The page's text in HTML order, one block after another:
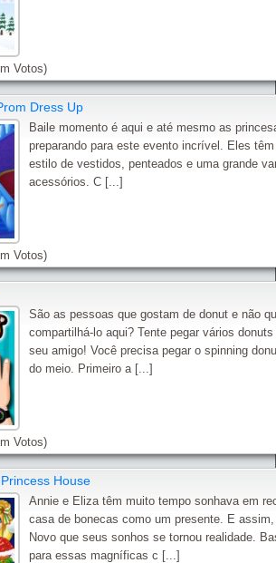
Votos)
Dress Up
Baile momento é aqui e até mesmo as
preparando para este evento incrível. Eles
estilo de vestidos, penteados e uma grande
acessórios. C [...]
Votos)
São as pessoas que gostam de donut e não
compartilhá-lo aqui? Tente pegar vários
seu amigo! Você precisa pegar o spinning
do meio. Primeiro a [...]
Votos)
House
Annie e Eliza têm muito tempo sonhava em
casa de bonecas como um presente. E assim,
Novo que seus sonhos se tornou realidade.
para essas magníficas c [...]